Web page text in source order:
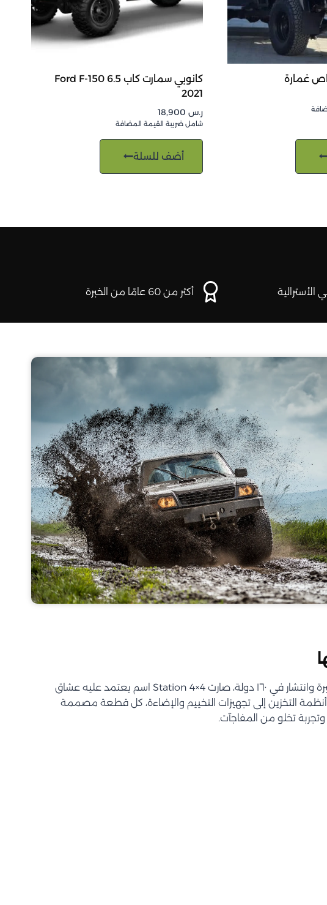
غمارة
كانوبي سمارت كاب Ford F-150 6.5
2021
ر.س
شامل ضريبة القيمة المضافة
أضف للسلة
الأسترالية أكثر من 60 عامًا من الخبرة
بأكثر من ٦٠ سنة خبرة وانتشار في ١٦٠ دولة، صارت Station 4×4 اسم يعتمد عليه عشاق
أنظمة التخزين إلى تجهيزات التخييم والإضاءة، كل قطعة مصممة
تخلو من المفاجآت.